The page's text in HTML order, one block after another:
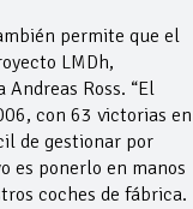
permite que el
LMDh,
Ross. “El
con 63 victorias en
de gestionar por
es ponerlo en manos
coches de fábrica.